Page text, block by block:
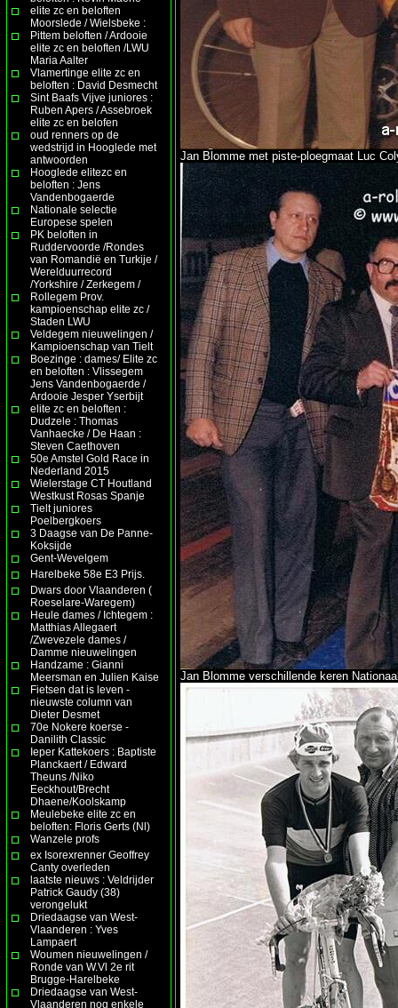
elite zc en beloften
Moorslede / Wielsbeke :
Pittem beloften / Ardooie
elite zc en beloften /LWU
Maria Aalter
Vlamertinge elite zc en
beloften : David Desmecht
Sint Baafs Vijve juniores :
Ruben Apers / Assebroek
elite zc en belofen
oud renners op de
wedstrijd in Hooglede met
antwoorden
Hooglede elitezc en
beloften : Jens
Vandenbogaerde
Nationale selectie
Europese spelen
PK beloften in
Ruddervoorde /Rondes
van Romandië en Turkije /
Werelduurrecord
/Yorkshire / Zerkegem /
Rollegem Prov.
kampioenschap elite zc /
Staden LWU
Veldegem nieuwelingen /
Kampioenschap van Tielt
Boezinge : dames/ Elite zc
en beloften : Vlissegem
Jens Vandenbogaerde /
Ardooie Jesper Yserbijt
elite zc en beloften :
Dudzele : Thomas
Vanhaecke / De Haan :
Steven Caethoven
50e Amstel Gold Race in
Nederland 2015
Wielerstage CT Houtland
Westkust Rosas Spanje
Tielt juniores
Poelbergkoers
3 Daagse van De Panne-
Koksijde
Gent-Wevelgem
Harelbeke 58e E3 Prijs.
Dwars door Vlaanderen (
Roeselare-Waregem)
Heule dames / Ichtegem :
Matthias Allegaert
/Zwevezele dames /
Damme nieuwelingen
Handzame : Gianni
Meersman en Julien Kaise
Fietsen dat is leven -
nieuwste column van
Dieter Desmet
70e Nokere koerse -
Danilith Classic
Ieper Kattekoers : Baptiste
Planckaert / Edward
Theuns /Niko
Eeckhout/Brecht
Dhaene/Koolskamp
Meulebeke elite zc en
beloften: Floris Gerts (Nl)
Wanzele profs
ex Isorexrenner Geoffrey
Canty overleden
laatste nieuws : Veldrijder
Patrick Gaudy (38)
verongelukt
Driedaagse van West-
Vlaanderen : Yves
Lampaert
Woumen nieuwelingen /
Ronde van W.Vl 2e rit
Brugge-Harelbeke
Driedaagse van West-
Vlaanderen nog enkele
Jan Blomme met piste-ploegmaat Luc
Jan Blomme verschillende keren